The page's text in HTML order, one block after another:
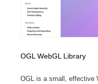
OGL WebGL Library
OGL is a small, effective